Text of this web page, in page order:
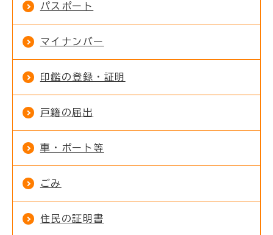
パスポート
マイナンバー
印鑑の登録・証明
戸籍の届出
車・ボート等
ごみ
住民の証明書